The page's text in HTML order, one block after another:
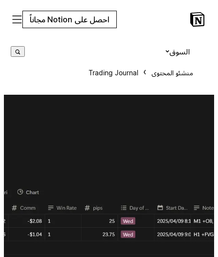
احصل على Notion مجاناً
منشئو المحتوى Trading Journal